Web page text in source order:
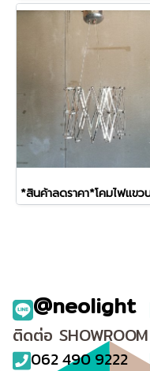
@neolight
ติดต่อ SHOWROOM
062 490 9222